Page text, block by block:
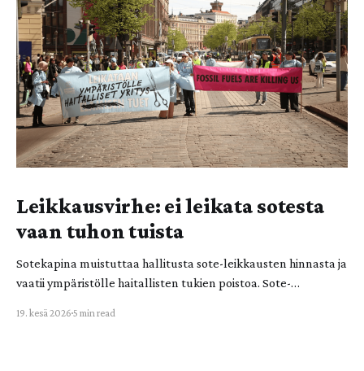
Leikkausvirhe: ei leikata sotesta
vaan tuhon tuista
Sotekapina muistuttaa hallitusta sote-leikkausten hinnasta ja
vaatii ympäristölle haitallisten tukien poistoa. Sote-
19. kesä 2026 5 min read